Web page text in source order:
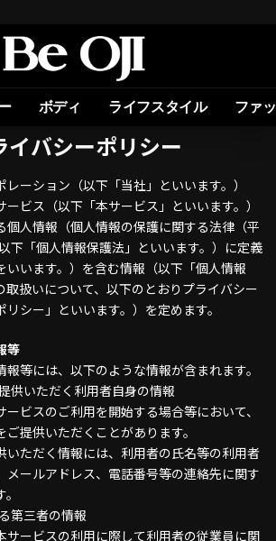
ボディ ライフスタイル ファ
イバシーポリシー
ーション（以下「当社」といいます。）
ビス（以下「本サービス」といいます。）
個人情報（個人情報の保護に関する法律（平
下「個人情報保護法」といいます。）に定義
いいます。）を含む情報（以下「個人情報
取扱いについて、以下のとおりプライバシー
シー」といいます。）を定めます。
等
等には、以下のような情報が含まれます。
供いただく利用者自身の情報
ビスのご利用を開始する場合等において、
提供いただくことがあります。
いただく情報には、利用者の氏名等の利用者
メールアドレス、電話番号等の連絡先に関す
第三者の情報
サービスの利用に際して利用者の従業員に関